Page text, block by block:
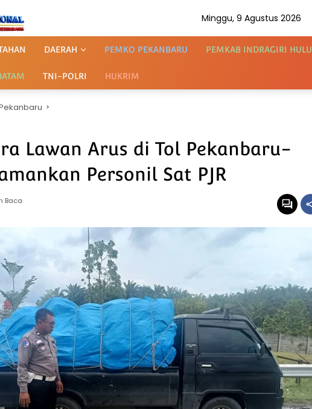
Minggu, 9 Agustus 2026
DAERAH PEMKO PEKANBARU PEMKAB INDRAGIRI HULU
TNI-POLRI HUKRIM
Lawan Arus di Tol Pekanbaru-
Personil Sat PJR
Baca